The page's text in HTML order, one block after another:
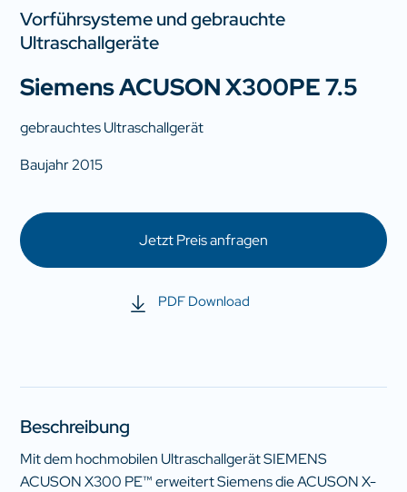
Vorführsysteme und gebrauchte
Ultraschallgeräte
Siemens ACUSON X300PE 7.5
gebrauchtes Ultraschallgerät
Baujahr 2015
Jetzt Preis anfragen
PDF Download
Beschreibung
Mit dem hochmobilen Ultraschallgerät SIEMENS
ACUSON X300 PE™ erweitert Siemens die ACUSON X-